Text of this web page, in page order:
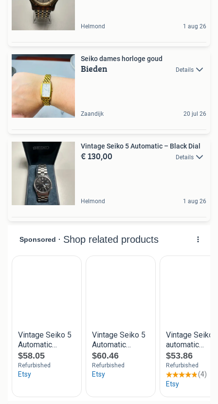
Helmond 1 aug 26
Seiko dames horloge goud
Bieden Details
Zaandijk 20 jul 26
Vintage Seiko 5 Automatic – Black Dial
€ 130,00 Details
Helmond 1 aug 26